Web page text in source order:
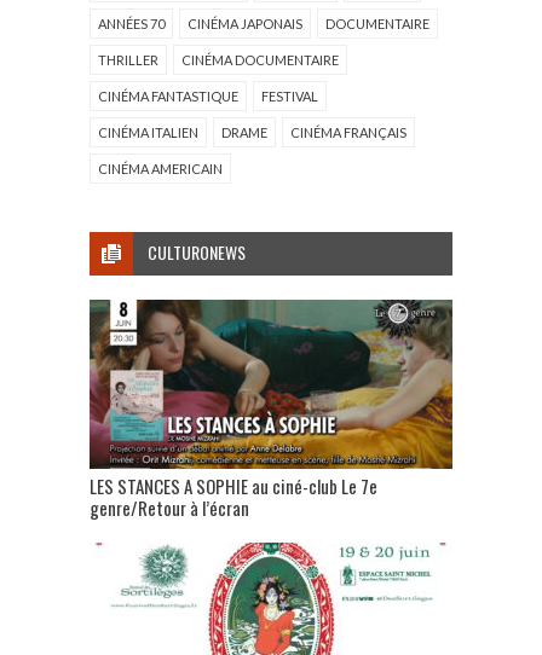
ANNÉES 70 CINÉMA JAPONAIS DOCUMENTAIRE
THRILLER CINÉMA DOCUMENTAIRE
CINÉMA FANTASTIQUE FESTIVAL
CINÉMA ITALIEN DRAME CINÉMA FRANÇAIS
CINÉMA AMERICAIN
CULTURONEWS
LES STANCES A SOPHIE au ciné-club Le 7e
genre/Retour à l’écran